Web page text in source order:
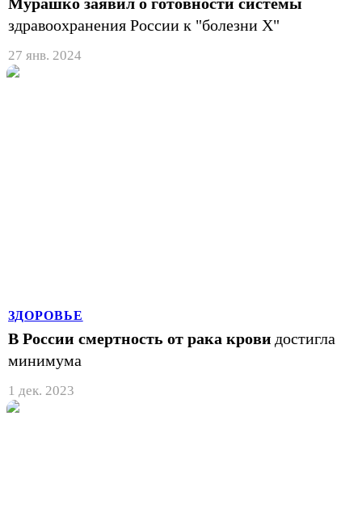
здравоохранения России к "болезни Х"
27 янв. 2024
ЗДОРОВЬЕ
В России смертность от рака крови достигла
минимума
1 дек. 2023